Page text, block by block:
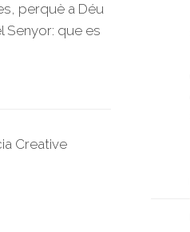
perquè a Déu
Senyor: que es
Creative